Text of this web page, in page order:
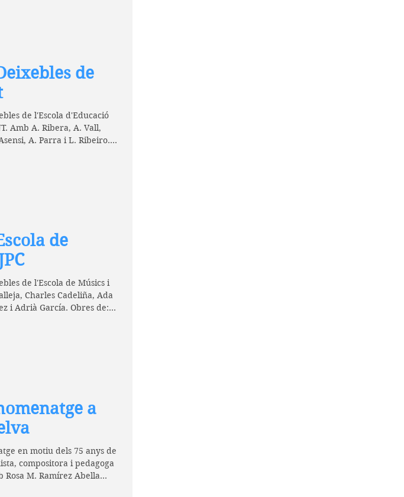
de
de l'Escola d'Educació
Amb A. Ribera, A. Vall,
A. Parra i L. Ribeiro....
de
de l'Escola de Músics i
Charles Cadeliña, Ada
i Adrià García. Obres de:...
a
en motiu dels 75 anys de
compositora i pedagoga
Rosa M. Ramírez Abella...